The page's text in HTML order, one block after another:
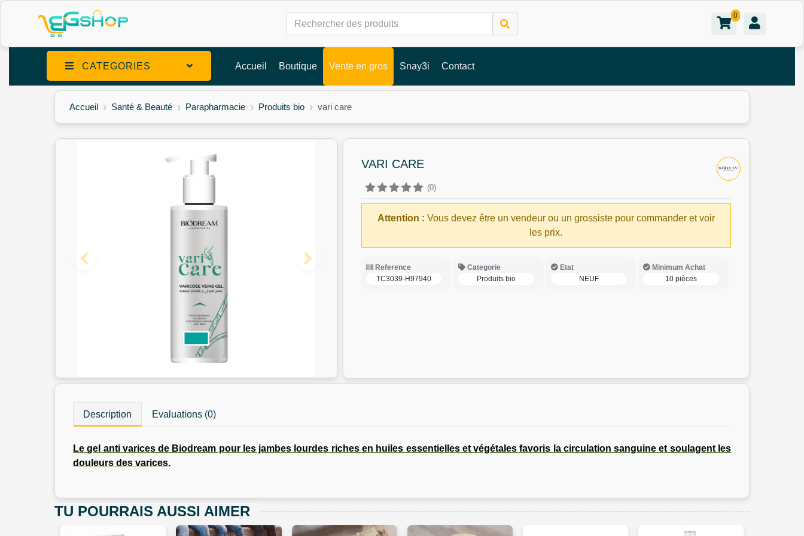
0
CATEGORIES Accueil Boutique Vente en gros Snay3i Contact
Accueil Santé & Beauté Parapharmacie Produits bio vari care
VARI CARE
(0)
Attention : Vous devez être un vendeur ou un grossiste pour commander et voir
les prix.
Reference
TC3039-H97940
Categorie
Produits bio
Etat
NEUF
Minimum Achat
10 pièces
Description Evaluations (0)
Le gel anti varices de Biodream pour les jambes lourdes riches en huiles essentielles et végétales favoris la circulation sanguine et soulagent les
douleurs des varices.
TU POURRAIS AUSSI AIMER